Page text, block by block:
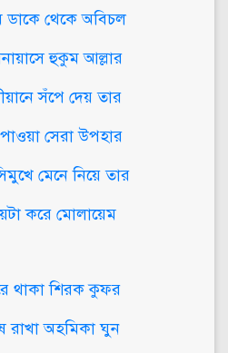
ডাকে থেকে অবিচল
হুকুম আল্লার
সঁপে দেয় তার
সেরা উপহার
মেনে নিয়ে তার
করে মোলায়েম
থাকা শিরক কুফর
রাখা অহমিকা ঘুন